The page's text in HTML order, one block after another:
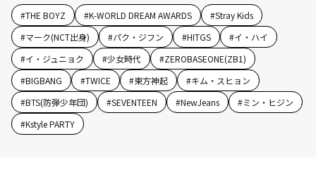
#THE BOYZ #K-WORLD DREAM AWARDS #Stray Kids
#マーク(NCT出身) #パク・ジフン #HITGS #イ・ハイ
#イ・ジュニョク #少女時代 #ZEROBASEONE(ZB1)
#BIGBANG #TWICE #東方神起 #キム・スヒョン
#BTS(防弾少年団) #SEVENTEEN #NewJeans #ミン・ヒジン
#Kstyle PARTY